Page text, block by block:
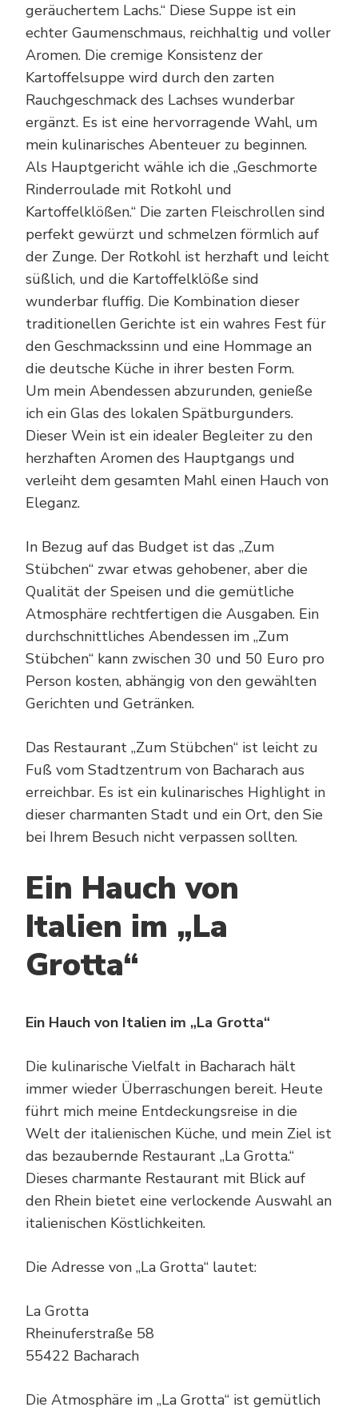
geräuchertem Lachs.“ Diese Suppe ist ein
echter Gaumenschmaus, reichhaltig und voller
Aromen. Die cremige Konsistenz der
Kartoffelsuppe wird durch den zarten
Rauchgeschmack des Lachses wunderbar
ergänzt. Es ist eine hervorragende Wahl, um
mein kulinarisches Abenteuer zu beginnen.
Als Hauptgericht wähle ich die „Geschmorte
Rinderroulade mit Rotkohl und
Kartoffelklößen.“ Die zarten Fleischrollen sind
perfekt gewürzt und schmelzen förmlich auf
der Zunge. Der Rotkohl ist herzhaft und leicht
süßlich, und die Kartoffelklöße sind
wunderbar fluffig. Die Kombination dieser
traditionellen Gerichte ist ein wahres Fest für
den Geschmackssinn und eine Hommage an
die deutsche Küche in ihrer besten Form.
Um mein Abendessen abzurunden, genieße
ich ein Glas des lokalen Spätburgunders.
Dieser Wein ist ein idealer Begleiter zu den
herzhaften Aromen des Hauptgangs und
verleiht dem gesamten Mahl einen Hauch von
Eleganz.
In Bezug auf das Budget ist das „Zum
Stübchen“ zwar etwas gehobener, aber die
Qualität der Speisen und die gemütliche
Atmosphäre rechtfertigen die Ausgaben. Ein
durchschnittliches Abendessen im „Zum
Stübchen“ kann zwischen 30 und 50 Euro pro
Person kosten, abhängig von den gewählten
Gerichten und Getränken.
Das Restaurant „Zum Stübchen“ ist leicht zu
Fuß vom Stadtzentrum von Bacharach aus
erreichbar. Es ist ein kulinarisches Highlight in
dieser charmanten Stadt und ein Ort, den Sie
bei Ihrem Besuch nicht verpassen sollten.
Ein Hauch von
Italien im „La
Grotta“
Ein Hauch von Italien im „La Grotta“
Die kulinarische Vielfalt in Bacharach hält
immer wieder Überraschungen bereit. Heute
führt mich meine Entdeckungsreise in die
Welt der italienischen Küche, und mein Ziel ist
das bezaubernde Restaurant „La Grotta.“
Dieses charmante Restaurant mit Blick auf
den Rhein bietet eine verlockende Auswahl an
italienischen Köstlichkeiten.
Die Adresse von „La Grotta“ lautet:
La Grotta
Rheinuferstraße 58
55422 Bacharach
Die Atmosphäre im „La Grotta“ ist gemütlich